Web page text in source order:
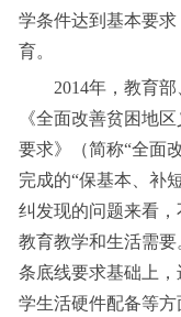
学条件达到基本要
育。
2014年，教育部
《全面改善贫困地
要求》（简称“全面
完成的“保基本、补
纠发现的问题来看
教育教学和生活需要
条底线要求基础上
学生活硬件配备等